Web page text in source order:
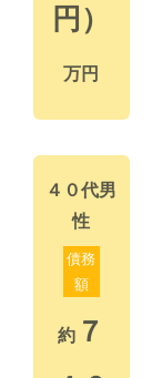
円）
万円
４０代男
性
債務
額
約 ７